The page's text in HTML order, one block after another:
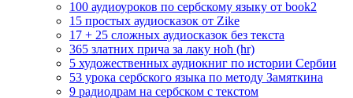
100 аудиоуроков по сербскому языку от book2
15 простых аудиосказок от Zike
17 + 25 сложных аудиосказок без текста
365 златних прича за лаку ноћ (hr)
5 художественных аудиокниг по истории Сербии
53 урока сербского языка по методу Замяткина
9 радиодрам на сербском с текстом